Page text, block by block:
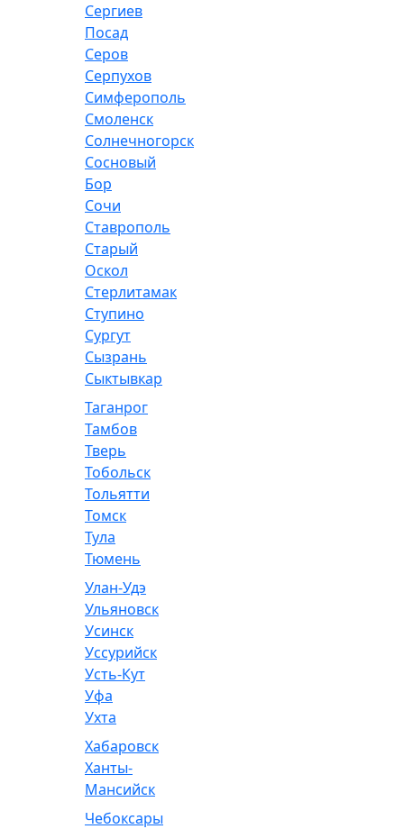
Сергиев
Посад
Серов
Серпухов
Симферополь
Смоленск
Солнечногорск
Сосновый
Бор
Сочи
Ставрополь
Старый
Оскол
Стерлитамак
Ступино
Сургут
Сызрань
Сыктывкар
Таганрог
Тамбов
Тверь
Тобольск
Тольятти
Томск
Тула
Тюмень
Улан-Удэ
Ульяновск
Усинск
Уссурийск
Усть-Кут
Уфа
Ухта
Хабаровск
Ханты-
Мансийск
Чебоксары